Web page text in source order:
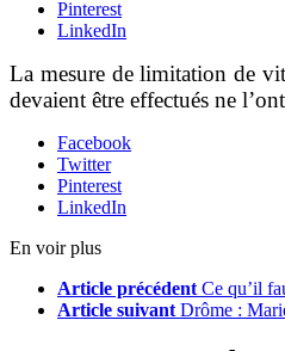
Pinterest
LinkedIn
La mesure de limitation de
devaient être effectués ne
Facebook
Twitter
Pinterest
LinkedIn
En voir plus
Article précédent Ce qu’il
Article suivant Drôme :